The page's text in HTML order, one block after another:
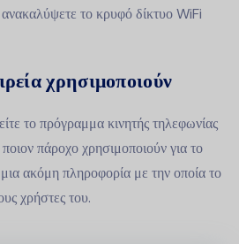
το κρυφό δίκτυο WiFi
χρησιμοποιούν
το πρόγραμμα κινητής τηλεφωνίας
πάροχο χρησιμοποιούν για το
ακόμη πληροφορία με την οποία το
χρήστες του.